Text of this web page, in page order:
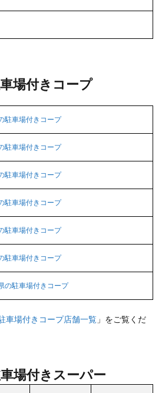
場付きコープ
駐車場付きコープ
駐車場付きコープ
駐車場付きコープ
駐車場付きコープ
駐車場付きコープ
駐車場付きコープ
の駐車場付きコープ
車場付きコープ店舗一覧 」をご覧くだ
場付きスーパー